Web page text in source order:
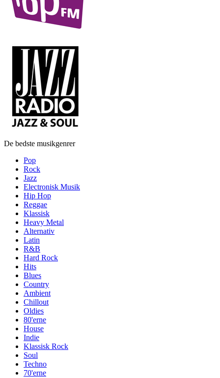
De bedste musikgenrer
Pop
Rock
Jazz
Electronisk Musik
Hip Hop
Reggae
Klassisk
Heavy Metal
Alternativ
Latin
R&B
Hard Rock
Hits
Blues
Country
Ambient
Chillout
Oldies
80'erne
House
Indie
Klassisk Rock
Soul
Techno
70'erne